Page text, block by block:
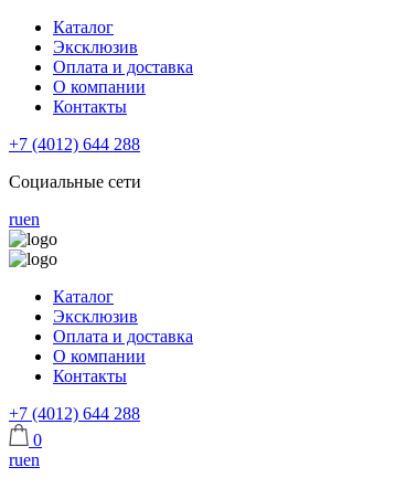
Каталог
Эксклюзив
Оплата и доставка
О компании
Контакты
+7 (4012) 644 288
Социальные сети
ruen
Каталог
Эксклюзив
Оплата и доставка
О компании
Контакты
+7 (4012) 644 288
0
ruen